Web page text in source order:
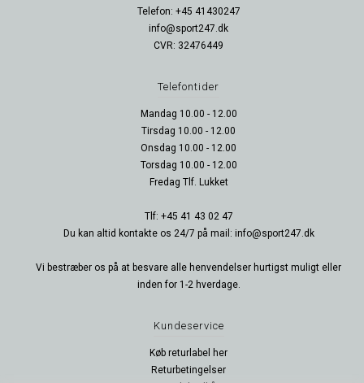
Telefon: +45 41430247
info@sport247.dk
CVR: 32476449
Telefontider
Mandag 10.00 - 12.00
Tirsdag 10.00 - 12.00
Onsdag 10.00 - 12.00
Torsdag 10.00 - 12.00
Fredag Tlf. Lukket
Tlf: +45 41 43 02 47
Du kan altid kontakte os 24/7 på mail: info@sport247.dk
Vi bestræber os på at besvare alle henvendelser hurtigst muligt eller
inden for 1-2 hverdage.
Kundeservice
Køb returlabel her
Returbetingelser